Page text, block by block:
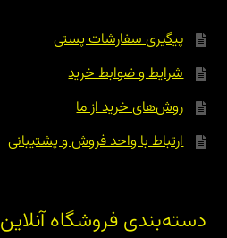
پیگیری سفارشات پستی
شرایط و ضوابط خرید
روش‌های خرید از ما
ارتباط با واحد فروش و پشتیبانی
دسته‌بندی فروشگاه آنلاین